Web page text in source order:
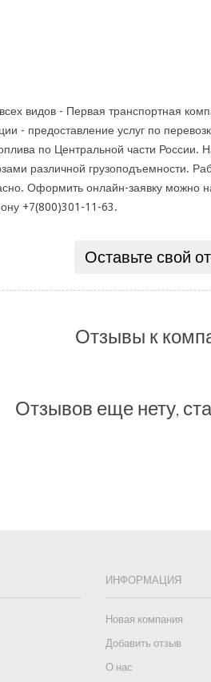
видов - Первая транспортная
- предоставление услуг по
по Центральной части России.
различной грузоподъемности.
Оформить онлайн-заявку можно
+7(800)301-11-63.
Оставьте свой
Отзывы к
Отзывов еще нету,
ИНФОРМАЦИЯ
Новая компания
Добавить отзыв
О нас